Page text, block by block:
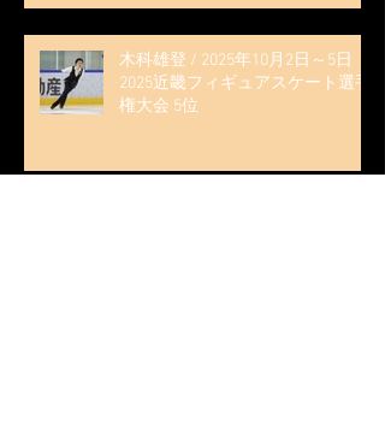
見に来て」』
木科雄登 / 2025年10月2日～5日
2025近畿フィギュアスケート選手
権大会 5位